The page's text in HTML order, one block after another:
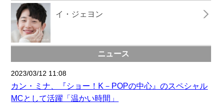
イ・ジェヨン
ニュース
2023/03/12 11:08
カン・ミナ、『ショー！K－POPの中心』のスペシャル
MCとして活躍「温かい時間」